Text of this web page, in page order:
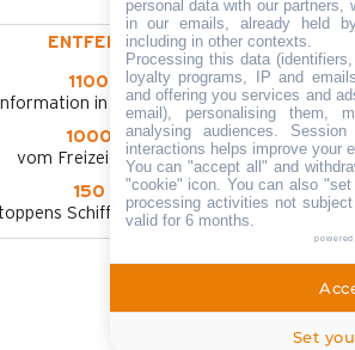
ENTFERNT :
1100 m
in Le Grand-Bornand Village
1000 m
vom Freizeitpark aus
150 m
Schiffchen im Sommer
Meinung
personal data with our partners,
in our emails, already held
including in other contexts.
Processing this data
loyalty programs, IP and
and offering you services and
email), personalising them,
analysing audiences.
interactions helps improve your
You can "accept all" and
"cookie" icon. You can also
processing activities not
valid for 6 months.
Set